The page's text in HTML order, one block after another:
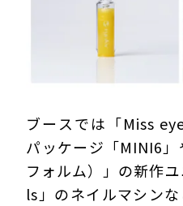
ブースでは「Miss
パッケージ「MINI6」
フォルム）」の新作
ls」のネイルマシン